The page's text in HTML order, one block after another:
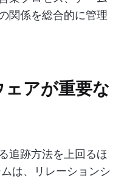
関係を総合的に管理
アが重要な
追跡方法を上回るほ
は、リレーションシ